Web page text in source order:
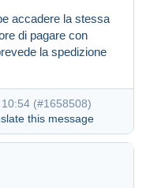
accadere la stessa
di pagare con
la spedizione
(#1658508)
this message